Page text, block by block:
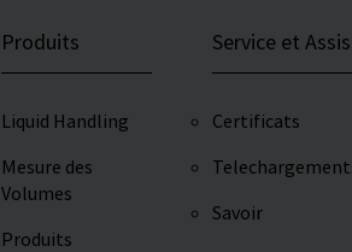
Produits
Liquid Handling
Mesure des
Volumes
Produits
Service et
Certificats
Savoir